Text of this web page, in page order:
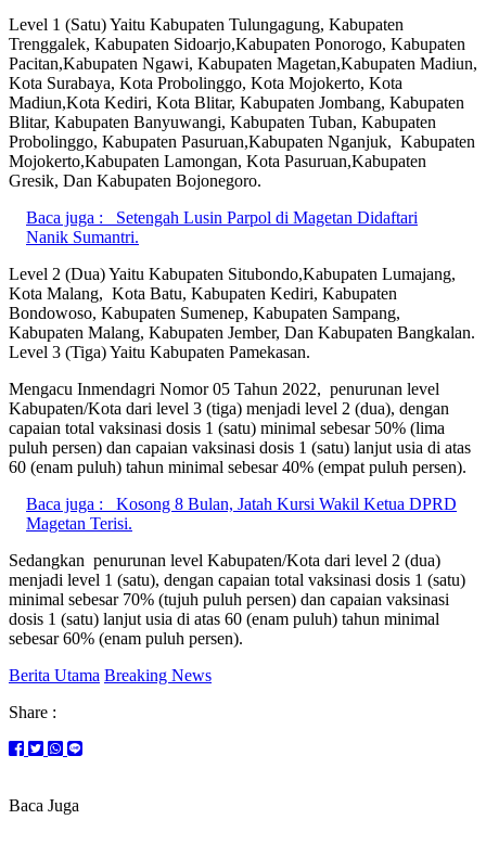
Level 1 (Satu) Yaitu Kabupaten Tulungagung, Kabupaten
Trenggalek, Kabupaten Sidoarjo,Kabupaten Ponorogo, Kabupaten
Pacitan,Kabupaten Ngawi, Kabupaten Magetan,Kabupaten Madiun,
Kota Surabaya, Kota Probolinggo, Kota Mojokerto, Kota
Madiun,Kota Kediri, Kota Blitar, Kabupaten Jombang, Kabupaten
Blitar, Kabupaten Banyuwangi, Kabupaten Tuban, Kabupaten
Probolinggo, Kabupaten Pasuruan,Kabupaten Nganjuk, Kabupaten
Mojokerto,Kabupaten Lamongan, Kota Pasuruan,Kabupaten
Gresik, Dan Kabupaten Bojonegoro.
Baca juga :
Setengah Lusin Parpol di Magetan Didaftari
Nanik Sumantri.
Level 2 (Dua) Yaitu Kabupaten Situbondo,Kabupaten Lumajang,
Kota Malang, Kota Batu, Kabupaten Kediri, Kabupaten
Bondowoso, Kabupaten Sumenep, Kabupaten Sampang,
Kabupaten Malang, Kabupaten Jember, Dan Kabupaten Bangkalan.
Level 3 (Tiga) Yaitu Kabupaten Pamekasan.
Mengacu Inmendagri Nomor 05 Tahun 2022, penurunan level
Kabupaten/Kota dari level 3 (tiga) menjadi level 2 (dua), dengan
capaian total vaksinasi dosis 1 (satu) minimal sebesar 50% (lima
puluh persen) dan capaian vaksinasi dosis 1 (satu) lanjut usia di atas
60 (enam puluh) tahun minimal sebesar 40% (empat puluh persen).
Baca juga :
Kosong 8 Bulan, Jatah Kursi Wakil Ketua DPRD
Magetan Terisi.
Sedangkan penurunan level Kabupaten/Kota dari level 2 (dua)
menjadi level 1 (satu), dengan capaian total vaksinasi dosis 1 (satu)
minimal sebesar 70% (tujuh puluh persen) dan capaian vaksinasi
dosis 1 (satu) lanjut usia di atas 60 (enam puluh) tahun minimal
sebesar 60% (enam puluh persen).
Berita Utama Breaking News
Share :
Baca Juga